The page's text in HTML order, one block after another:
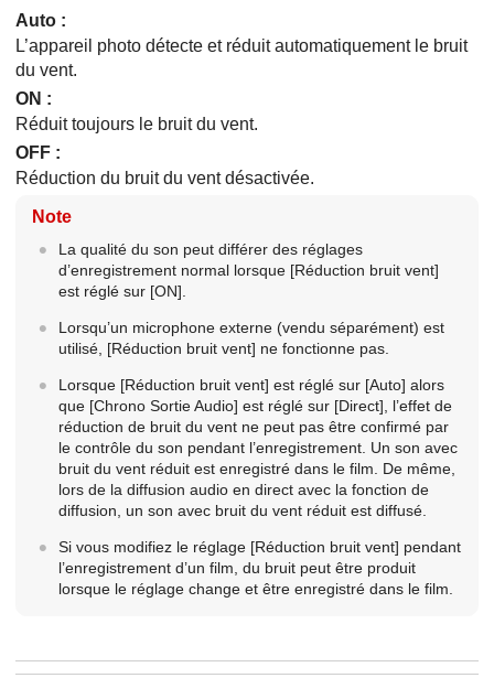
Auto :
L’appareil photo détecte et réduit automatiquement le bruit
du vent.
ON :
Réduit toujours le bruit du vent.
OFF :
Réduction du bruit du vent désactivée.
Note
La qualité du son peut différer des réglages
d’enregistrement normal lorsque [Réduction bruit vent]
est réglé sur [ON].
Lorsqu’un microphone externe (vendu séparément) est
utilisé, [Réduction bruit vent] ne fonctionne pas.
Lorsque [Réduction bruit vent] est réglé sur [Auto] alors
que [Chrono Sortie Audio] est réglé sur [Direct] , l’effet de
réduction de bruit du vent ne peut pas être confirmé par
le contrôle du son pendant l’enregistrement. Un son avec
bruit du vent réduit est enregistré dans le film. De même,
lors de la diffusion audio en direct avec la fonction de
diffusion, un son avec bruit du vent réduit est diffusé.
Si vous modifiez le réglage [Réduction bruit vent] pendant
l’enregistrement d’un film, du bruit peut être produit
lorsque le réglage change et être enregistré dans le film.